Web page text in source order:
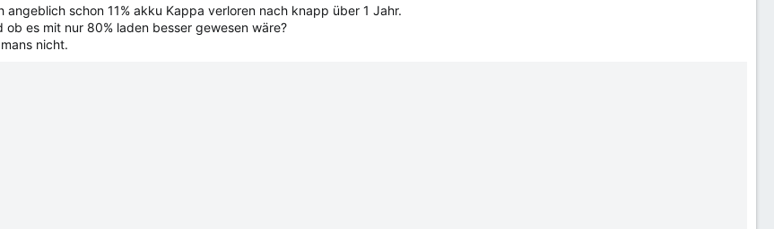
schon 11% akku Kappa verloren nach knapp über 1 Jahr.
es mit nur 80% laden besser gewesen wäre?
nicht.